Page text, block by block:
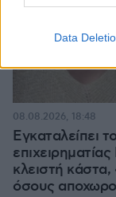
Data
Εγκαταλείπει
κλειστή
όσους
08.08.2026, 18:48